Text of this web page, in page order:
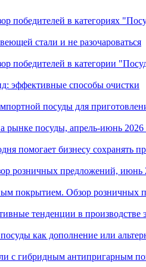
победителей в категориях
стали и не разочароваться
победителей в категории
эффективные способы очистки
посуды для
посуды, апрель-июнь 2026
помогает бизнесу сохранять
розничных предложений, июнь
покрытием. Обзор розничных
тенденции в
как дополнение или
с гибридным антипригарным